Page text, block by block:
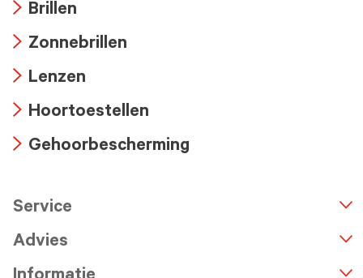
icon
Brillen
icon
Zonnebrillen
icon
Lenzen
icon
Hoortoestellen
Gehoorbescherming
Service
Advies